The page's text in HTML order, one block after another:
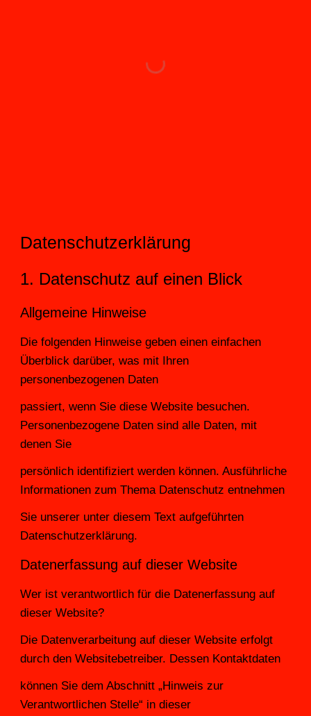
Datenschutzerklärung
1. Datenschutz auf einen Blick
Allgemeine Hinweise
Die folgenden Hinweise geben einen einfachen
Überblick darüber, was mit Ihren
personenbezogenen Daten
passiert, wenn Sie diese Website besuchen.
Personenbezogene Daten sind alle Daten, mit
denen Sie
persönlich identifiziert werden können. Ausführliche
Informationen zum Thema Datenschutz entnehmen
Sie unserer unter diesem Text aufgeführten
Datenschutzerklärung.
Datenerfassung auf dieser Website
Wer ist verantwortlich für die Datenerfassung auf
dieser Website?
Die Datenverarbeitung auf dieser Website erfolgt
durch den Websitebetreiber. Dessen Kontaktdaten
können Sie dem Abschnitt „Hinweis zur
Verantwortlichen Stelle“ in dieser